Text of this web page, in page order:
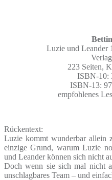
Luzie und Leander
223 Seiten,
ISBN-10:
ISBN-13:
empfohlenes
Rückentext:
Luzie kommt wunderbar allein
einzige Grund, warum Luzie
und Leander können sich nicht
Doch wenn sie sich mal nicht
unschlagbares Team – und